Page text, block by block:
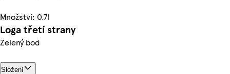
Množství: 0.7l
Loga třetí strany
Zelený bod
Složení